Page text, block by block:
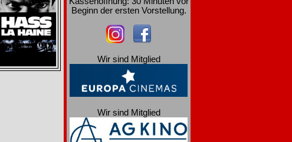
Beginn der ersten Vorstellung.
Wir sind Mitglied
Wir sind Mitglied